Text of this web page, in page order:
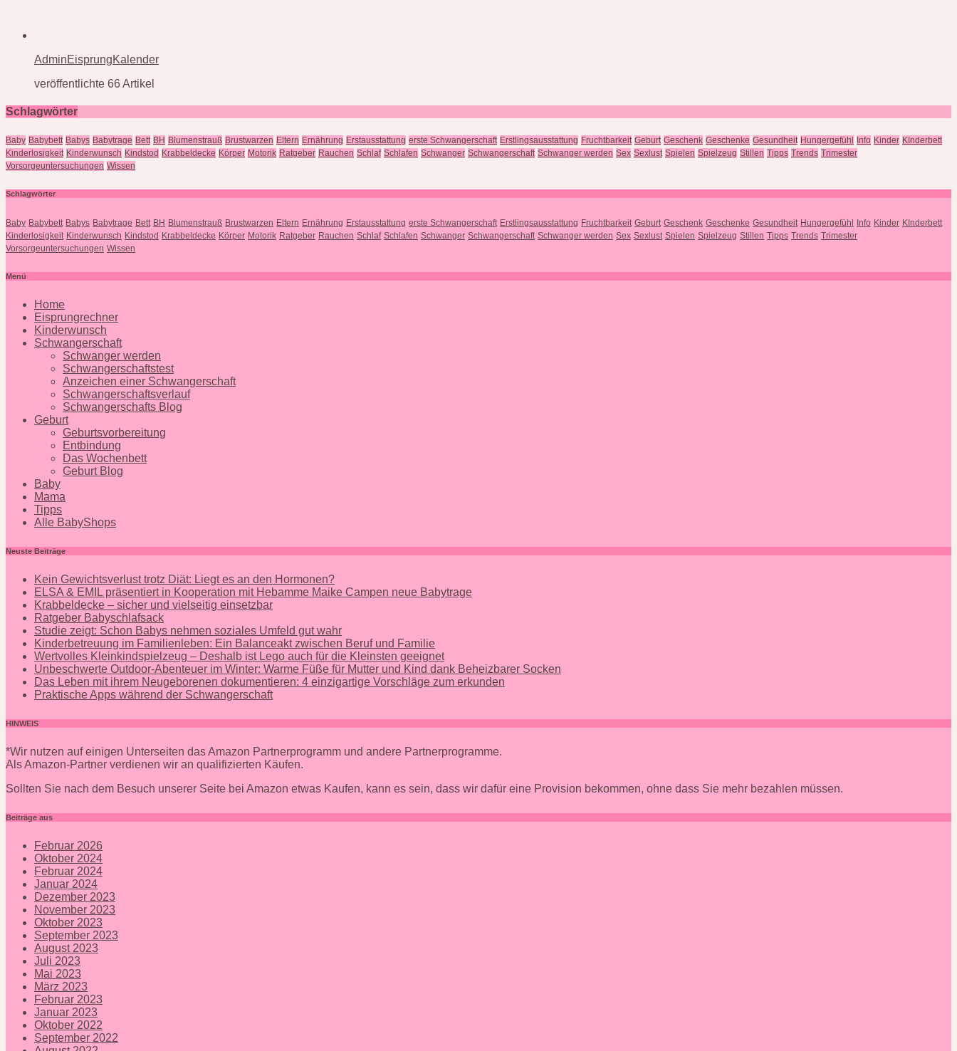
AdminEisprungKalender
veröffentlichte 66 Artikel
Schlagwörter
Baby Babybett Babys Babytrage Bett BH Blumenstrauß Brustwarzen Eltern Ernährung Erstausstattung erste Schwangerschaft Erstlingsausstattung Fruchtbarkeit Geburt Geschenk Geschenke Gesundheit Hungergefühl Info Kinder KInderbett
Kinderlosigkeit Kinderwunsch Kindstod Krabbeldecke Körper Motorik Ratgeber Rauchen Schlaf Schlafen Schwanger Schwangerschaft Schwanger werden Sex Sexlust Spielen Spielzeug Stillen Tipps Trends Trimester
Vorsorgeuntersuchungen Wissen
Schlagwörter
Baby Babybett Babys Babytrage Bett BH Blumenstrauß Brustwarzen Eltern Ernährung Erstausstattung erste Schwangerschaft Erstlingsausstattung Fruchtbarkeit Geburt Geschenk Geschenke Gesundheit Hungergefühl Info Kinder KInderbett
Kinderlosigkeit Kinderwunsch Kindstod Krabbeldecke Körper Motorik Ratgeber Rauchen Schlaf Schlafen Schwanger Schwangerschaft Schwanger werden Sex Sexlust Spielen Spielzeug Stillen Tipps Trends Trimester
Vorsorgeuntersuchungen Wissen
Menü
Home
Eisprungrechner
Kinderwunsch
Schwangerschaft
Schwanger werden
Schwangerschaftstest
Anzeichen einer Schwangerschaft
Schwangerschaftsverlauf
Schwangerschafts Blog
Geburt
Geburtsvorbereitung
Entbindung
Das Wochenbett
Geburt Blog
Baby
Mama
Tipps
Alle BabyShops
Neuste Beiträge
Kein Gewichtsverlust trotz Diät: Liegt es an den Hormonen?
ELSA & EMIL präsentiert in Kooperation mit Hebamme Maike Campen neue Babytrage
Krabbeldecke – sicher und vielseitig einsetzbar
Ratgeber Babyschlafsack
Studie zeigt: Schon Babys nehmen soziales Umfeld gut wahr
Kinderbetreuung im Familienleben: Ein Balanceakt zwischen Beruf und Familie
Wertvolles Kleinkindspielzeug – Deshalb ist Lego auch für die Kleinsten geeignet
Unbeschwerte Outdoor-Abenteuer im Winter: Warme Füße für Mutter und Kind dank Beheizbarer Socken
Das Leben mit ihrem Neugeborenen dokumentieren: 4 einzigartige Vorschläge zum erkunden
Praktische Apps während der Schwangerschaft
HINWEIS
*Wir nutzen auf einigen Unterseiten das Amazon Partnerprogramm und andere Partnerprogramme.
Als Amazon-Partner verdienen wir an qualifizierten Käufen.
Sollten Sie nach dem Besuch unserer Seite bei Amazon etwas Kaufen, kann es sein, dass wir dafür eine Provision bekommen, ohne dass Sie mehr bezahlen müssen.
Beiträge aus
Februar 2026
Oktober 2024
Februar 2024
Januar 2024
Dezember 2023
November 2023
Oktober 2023
September 2023
August 2023
Juli 2023
Mai 2023
März 2023
Februar 2023
Januar 2023
Oktober 2022
September 2022